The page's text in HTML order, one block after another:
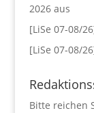
2026 aus
[LiSe 07-08/
[LiSe 07-08/
Bitte reichen